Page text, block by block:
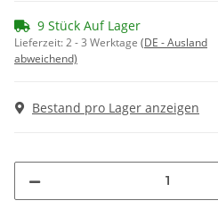
9 Stück Auf Lager
Lieferzeit:2 - 3 Werktage (DE - Ausland
abweichend)
Bestand pro Lager anzeigen